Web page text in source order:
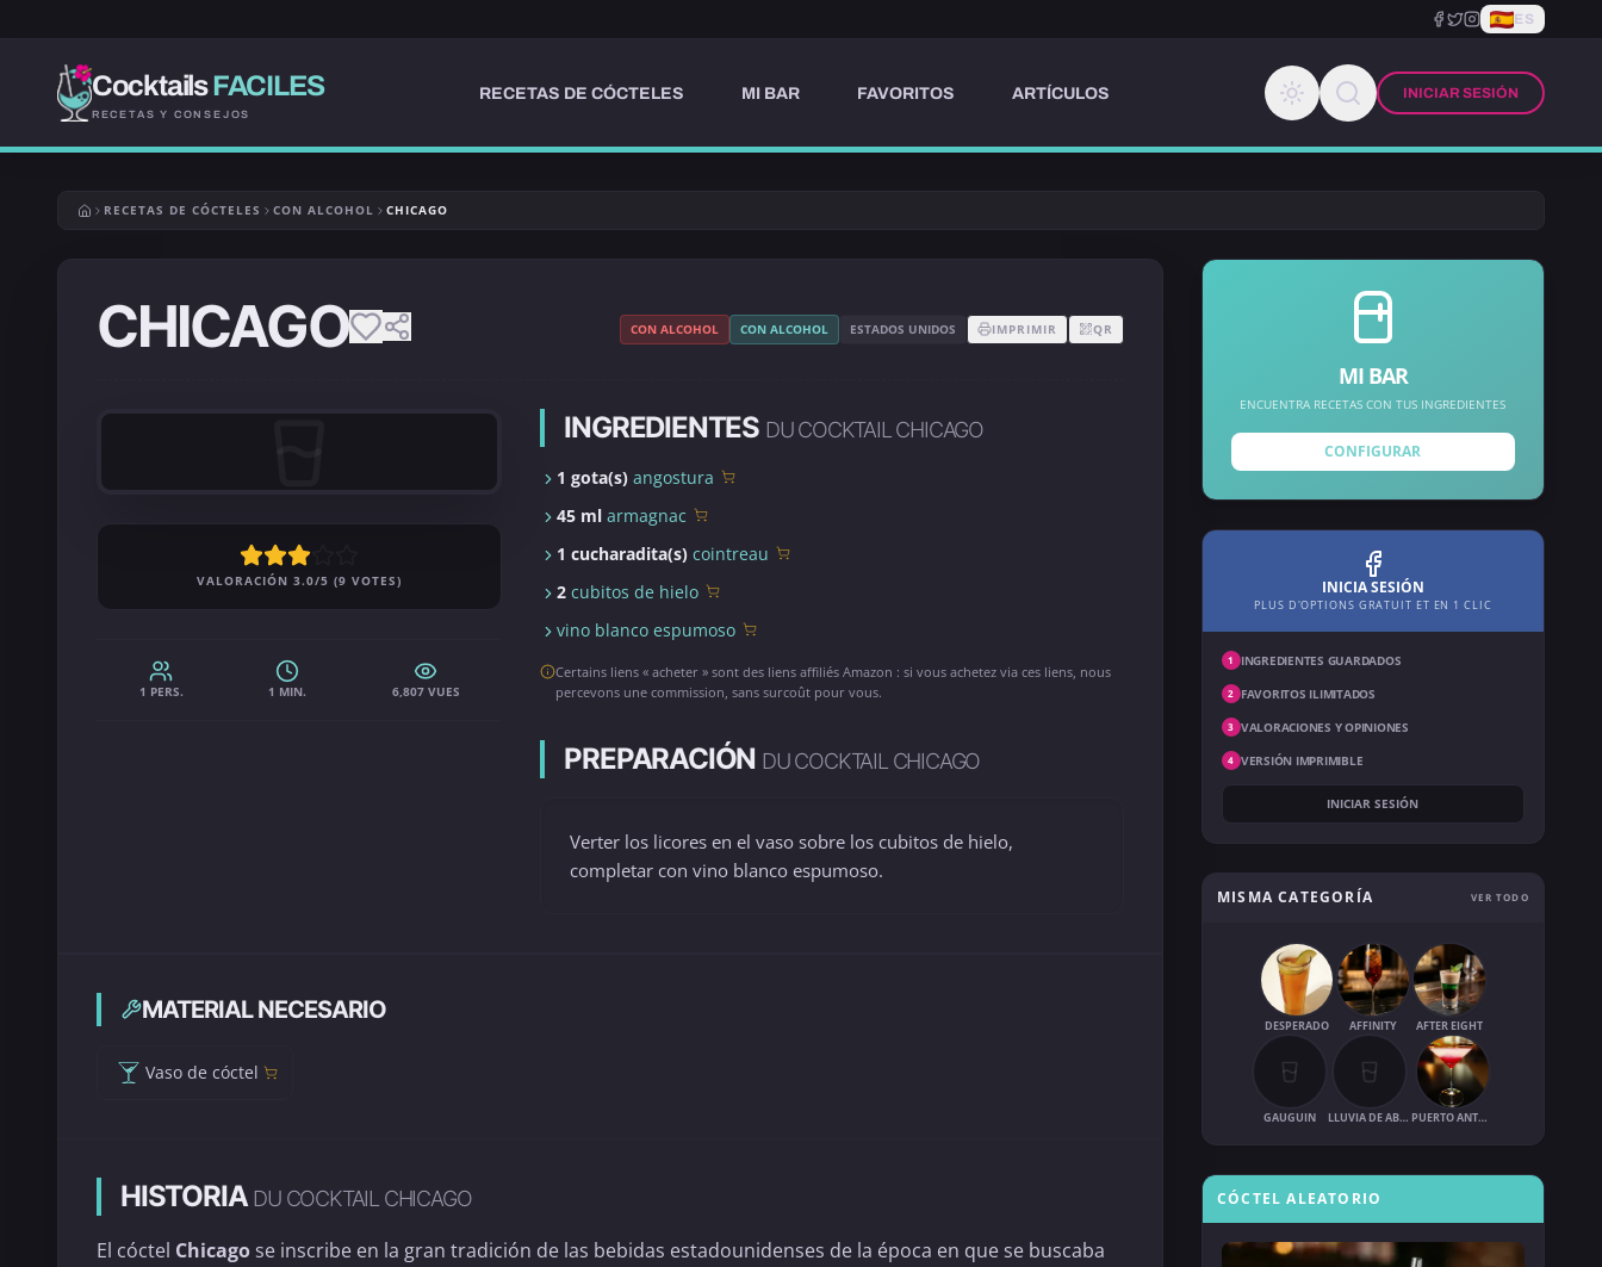
ES
CocktailsFACILES
RECETAS Y CONSEJOS
RECETAS DE CÓCTELES MI BAR FAVORITOS ARTÍCULOS INICIAR SESIÓN
RECETAS DE CÓCTELES CON ALCOHOL CHICAGO
CHICAGO CON ALCOHOL CON ALCOHOL ESTADOS UNIDOS IMPRIMIR QR
VALORACIÓN 3.0/5 (9 VOTES)
1 PERS. 1 MIN. 6,807 VUES
INGREDIENTES DU COCKTAIL CHICAGO
1 gota(s)angostura
45 mlarmagnac
1 cucharadita(s)cointreau
2cubitos de hielo
vino blanco espumoso
Certains liens « acheter » sont des liens affiliés Amazon : si vous achetez via ces liens, nous
percevons une commission, sans surcoût pour vous.
PREPARACIÓN DU COCKTAIL CHICAGO
Verter los licores en el vaso sobre los cubitos de hielo,
completar con vino blanco espumoso.
MATERIAL NECESARIO
Vaso de cóctel
HISTORIADU COCKTAIL CHICAGO
El cóctel Chicago se inscribe en la gran tradición de las bebidas estadounidenses de la época en que se buscaba
MI BAR
ENCUENTRA RECETAS CON TUS INGREDIENTES
CONFIGURAR
INICIA SESIÓN
PLUS D'OPTIONS GRATUIT ET EN 1 CLIC
1 INGREDIENTES GUARDADOS
2 FAVORITOS ILIMITADOS
3 VALORACIONES Y OPINIONES
4 VERSIÓN IMPRIMIBLE
INICIAR SESIÓN
MISMA CATEGORÍA VER TODO
DESPERADO AFFINITY AFTER EIGHT
GAUGUIN LLUVIA DE ABRIL PUERTO ANTONIO
CÓCTEL ALEATORIO